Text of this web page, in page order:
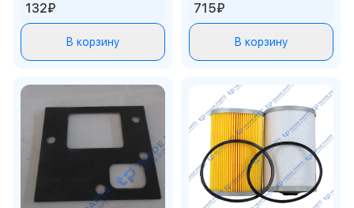
132₽
В корзину
715₽
В корзину